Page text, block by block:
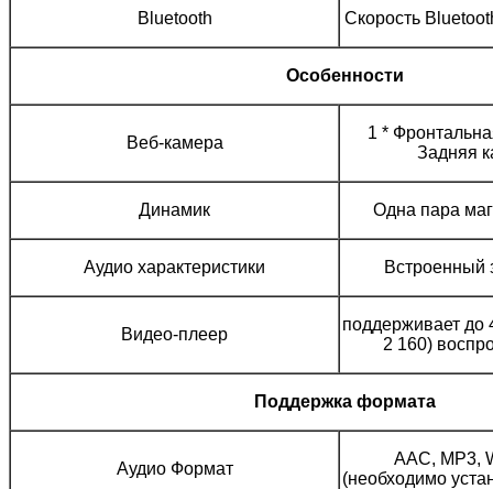
Bluetooth Скорость
Особенности
Веб-камера
1 *
Задняя
Динамик Одна пара
Аудио характеристики Встроенный
Видео-плеер
поддерживает до
2 160)
Поддержка формата
Аудио Формат
AAC, MP3,
(необходимо